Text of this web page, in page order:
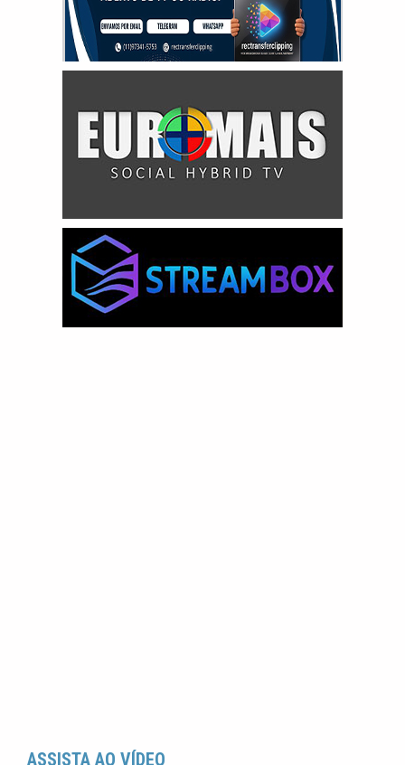
ASSISTA AO VÍDEO